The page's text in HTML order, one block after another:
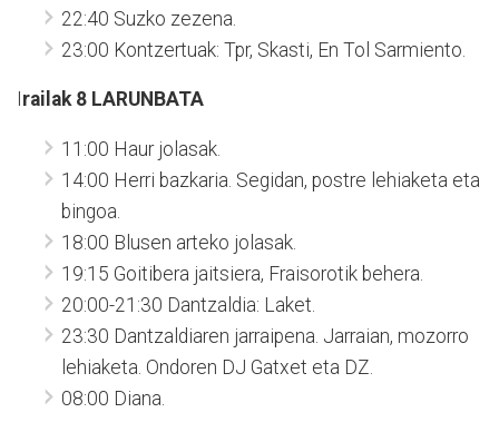
22:40 Suzko zezena.
23:00 Kontzertuak: Tpr, Skasti, En Tol Sarmiento.
Irailak 8 LARUNBATA
11:00 Haur jolasak.
14:00 Herri bazkaria. Segidan, postre lehiaketa eta
bingoa.
18:00 Blusen arteko jolasak.
19:15 Goitibera jaitsiera, Fraisorotik behera.
20:00-21:30 Dantzaldia: Laket.
23:30 Dantzaldiaren jarraipena. Jarraian, mozorro
lehiaketa. Ondoren DJ Gatxet eta DZ.
08:00 Diana.